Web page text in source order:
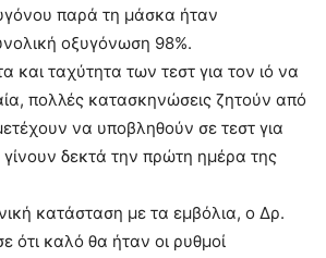
παρά τη μάσκα ήταν
οξυγόνωση 98%.
και ταχύτητα των τεστ για τον ιό να
πολλές κατασκηνώσεις ζητούν από
να υποβληθούν σε τεστ για
δεκτά την πρώτη ημέρα της
κατάσταση με τα εμβόλια, ο Δρ.
ότι καλό θα ήταν οι ρυθμοί